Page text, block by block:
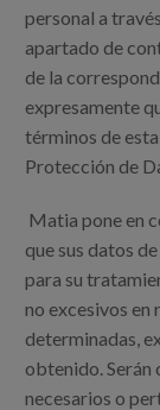
es
eu
personal a
apartado de
de la
expresamente
términos de
Protección de
Matia pone en
que sus datos
para su
no excesivos en
determinadas,
obtenido. Serán
necesarios o